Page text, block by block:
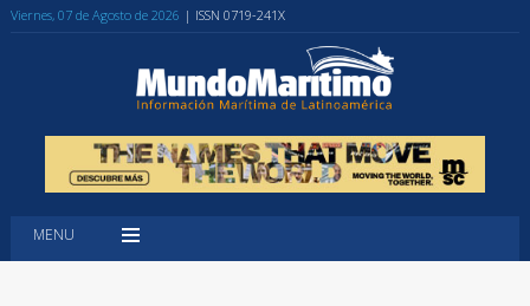
Viernes, 07 de Agosto de 2026 | ISSN 0719-241X
MENU